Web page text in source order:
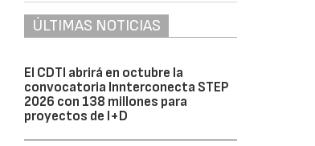
ÚLTIMAS NOTICIAS
El CDTI abrirá en octubre la
convocatoria Innterconecta STEP
2026 con 138 millones para
proyectos de I+D